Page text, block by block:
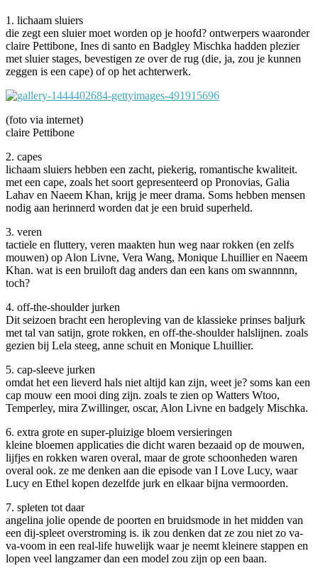
1. lichaam sluiers
die zegt een sluier moet worden op je hoofd? ontwerpers waaronder
claire Pettibone, Ines di santo en Badgley Mischka hadden plezier
met sluier stages, bevestigen ze over de rug (die, ja, zou je kunnen
zeggen is een cape) of op het achterwerk.
(foto via internet)
claire Pettibone
2. capes
lichaam sluiers hebben een zacht, piekerig, romantische kwaliteit.
met een cape, zoals het soort gepresenteerd op Pronovias, Galia
Lahav en Naeem Khan, krijg je meer drama. Soms hebben mensen
nodig aan herinnerd worden dat je een bruid superheld.
3. veren
tactiele en fluttery, veren maakten hun weg naar rokken (en zelfs
mouwen) op Alon Livne, Vera Wang, Monique Lhuillier en Naeem
Khan. wat is een bruiloft dag anders dan een kans om swannnnn,
toch?
4. off-the-shoulder jurken
Dit seizoen bracht een heropleving van de klassieke prinses baljurk
met tal van satijn, grote rokken, en off-the-shoulder halslijnen. zoals
gezien bij Lela steeg, anne schuit en Monique Lhuillier.
5. cap-sleeve jurken
omdat het een lieverd hals niet altijd kan zijn, weet je? soms kan een
cap mouw een mooi ding zijn. zoals te zien op Watters Wtoo,
Temperley, mira Zwillinger, oscar, Alon Livne en badgely Mischka.
6. extra grote en super-pluizige bloem versieringen
kleine bloemen applicaties die dicht waren bezaaid op de mouwen,
lijfjes en rokken waren overal, maar de grote schoonheden waren
overal ook. ze me denken aan die episode van I Love Lucy, waar
Lucy en Ethel kopen dezelfde jurk en elkaar bijna vermoorden.
7. spleten tot daar
angelina jolie opende de poorten en bruidsmode in het midden van
een dij-spleet overstroming is. ik zou denken dat ze zou niet zo va-
va-voom in een real-life huwelijk waar je neemt kleinere stappen en
lopen veel langzamer dan een model zou zijn op een baan.